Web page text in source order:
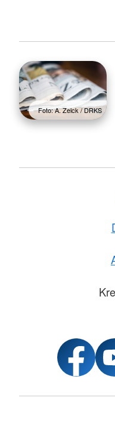
Foto: A. Zelck / DRKS